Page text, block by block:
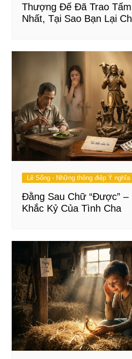
Thượng Đế Đã Trao
Nhất, Tại Sao Bạn Lại
Lẽ Sống - Những thông điệp Ý nghĩa
Đằng Sau Chữ “Được” –
Khắc Kỷ Của Tình Cha